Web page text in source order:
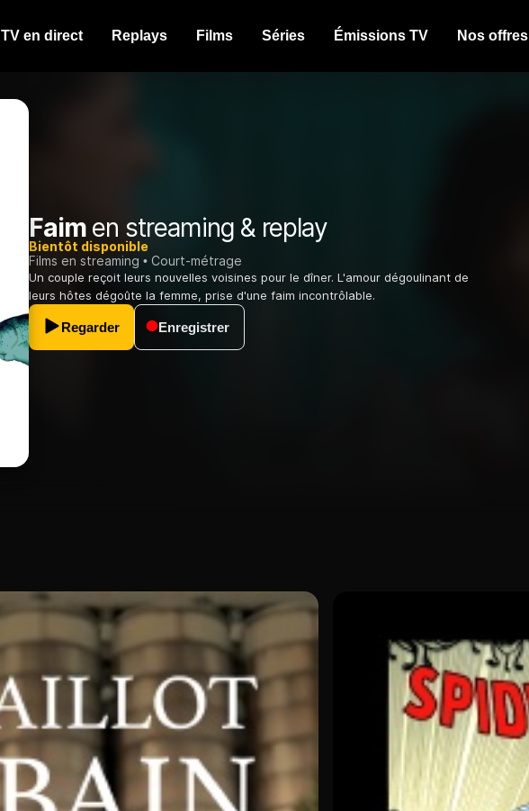
TV en direct Replays Films Séries Émissions TV Nos offres
Faimen streaming & replay
Bientôt disponible
Films en streaming
Court-métrage
Un couple reçoit leurs nouvelles voisines pour le dîner. L'amour dégoulinant de
leurs hôtes dégoûte la femme, prise d'une faim incontrôlable.
Regarder Enregistrer